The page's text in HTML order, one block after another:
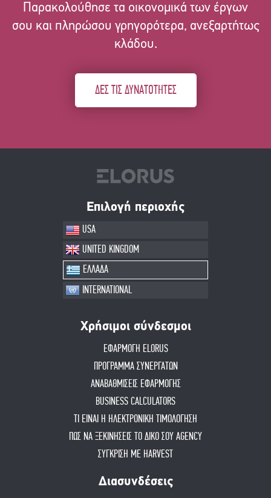
Παρακολούθησε τα οικονομικά των έργων
σου και πληρώσου γρηγορότερα, ανεξαρτήτως
κλάδου.
ΔΕΣ ΤΙΣ ΔΥΝΑΤΟΤΗΤΕΣ
Επιλογή περιοχής
USA
UNITED KINGDOM
ΕΛΛΑΔΑ
INTERNATIONAL
Χρήσιμοι σύνδεσμοι
ΕΦΑΡΜΟΓΗ ELORUS
ΠΡΟΓΡΑΜΜΑ ΣΥΝΕΡΓΑΤΩΝ
ΑΝΑΒΑΘΜΙΣΕΙΣ ΕΦΑΡΜΟΓΗΣ
BUSINESS CALCULATORS
ΤΙ ΕΙΝΑΙ Η ΗΛΕΚΤΡΟΝΙΚΗ ΤΙΜΟΛΟΓΗΣΗ
ΠΏΣ ΝΑ ΞΕΚΙΝΉΣΕΙΣ ΤΟ ΔΙΚΌ ΣΟΥ AGENCY
ΣΥΓΚΡΙΣΗ ΜΕ HARVEST
Διασυνδέσεις